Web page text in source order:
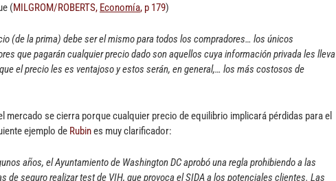
(MILGROM/ROBERTS, Economía, p 179)
(de la prima) debe ser el mismo para todos los compradores… los únicos
que pagarán cualquier precio dado son aquellos cuya información privada les lleva
el precio les es ventajoso y estos serán, en general,… los más costosos de
mercado se cierra porque cualquier precio de equilibrio implicará pérdidas para el
ejemplo de Rubines muy clarificador:
años, el Ayuntamiento de Washington DC aprobó una regla prohibiendo a las
de seguro realizar test de VIH, que provoca el SIDA a los potenciales clientes. Las